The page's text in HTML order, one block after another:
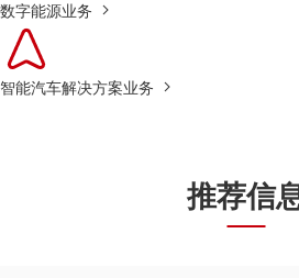
数字能源业务
智能汽车解决方案业务
推荐信